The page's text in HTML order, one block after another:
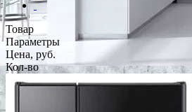
Товар
Параметры
Цена, руб.
Кол-во